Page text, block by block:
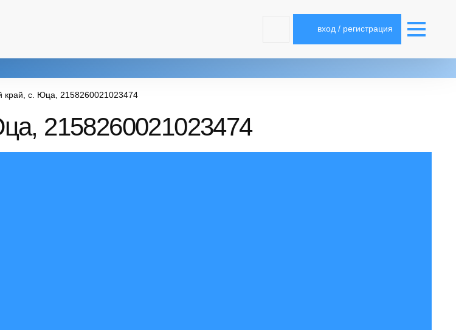
вход / регистрация
край, с. Юца, 2158260021023474
2158260021023474